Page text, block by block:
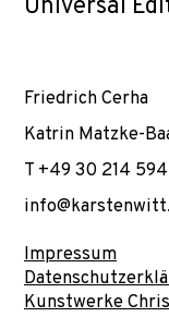
Universal
Friedrich Cerha
Katrin Matzke-
T +49 30 214
Impressum
Kunstwerke